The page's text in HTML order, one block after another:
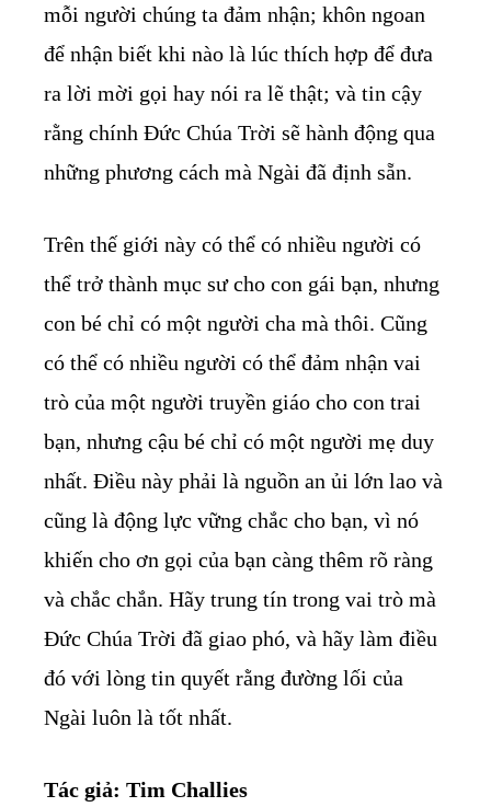
mỗi người chúng ta đảm nhận; khôn ngoan
để nhận biết khi nào là lúc thích hợp để đưa
ra lời mời gọi hay nói ra lẽ thật; và tin cậy
rằng chính Đức Chúa Trời sẽ hành động qua
những phương cách mà Ngài đã định sẵn.
Trên thế giới này có thể có nhiều người có
thể trở thành mục sư cho con gái bạn, nhưng
con bé chỉ có một người cha mà thôi. Cũng
có thể có nhiều người có thể đảm nhận vai
trò của một người truyền giáo cho con trai
bạn, nhưng cậu bé chỉ có một người mẹ duy
nhất. Điều này phải là nguồn an ủi lớn lao và
cũng là động lực vững chắc cho bạn, vì nó
khiến cho ơn gọi của bạn càng thêm rõ ràng
và chắc chắn. Hãy trung tín trong vai trò mà
Đức Chúa Trời đã giao phó, và hãy làm điều
đó với lòng tin quyết rằng đường lối của
Ngài luôn là tốt nhất.
Tác giả: Tim Challies